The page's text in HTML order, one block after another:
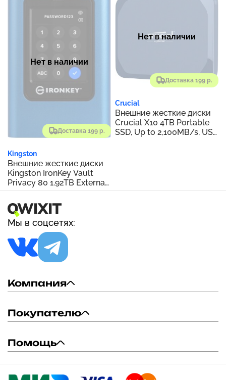
Доставка 199 р.
Нет в наличии
Kingston
Внешние жесткие диски
Kingston IronKey Vault
Privacy 80 1.92TB External
SSD | FIPS 197 | XTS-AES
256GB Encrypted | Touch
Screen PIN | Secure Data
Protection |
IKVP80ES/1920G
Доставка 199 р.
Нет в наличии
Crucial
Внешние жесткие диски
Crucial X10 4TB Portable
SSD, Up to 2,100MB/s, USB
Blue
Мы в соцсетях:
Компания
Покупателю
Помощь